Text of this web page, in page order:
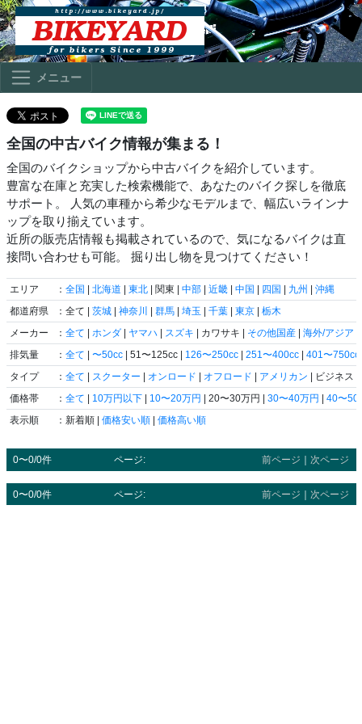
メニュー
全国の中古バイク情報が集まる！
全国のバイクショップから中古バイクを紹介しています。
豊富な在庫と充実した検索機能で、あなたのバイク探しを徹底
サポート。 人気の車種から希少なモデルまで、幅広いラインナ
ップを取り揃えています。
近所の販売店情報も掲載されているので、気になるバイクは直
接問い合わせも可能。 掘り出し物を見つけてください！
エリア ： 全国 | 北海道 | 東北 | 関東 | 中部 | 近畿 | 中国 | 四国 | 九州 | 沖縄
都道府県
：全て | 茨城 | 神奈川 | 群馬 | 埼玉 | 千葉 | 東京 | 栃木
メーカー
： 全て | ホンダ | ヤマハ | スズキ | カワサキ | その他国産 | 海外/アジア
排気量
： 全て | 〜50cc | 51〜125cc | 126〜250cc | 251〜400cc | 401〜750cc
タイプ
： 全て | スクーター | オンロード | オフロード | アメリカン | ビジネス |
価格帯
： 全て | 10万円以下 | 10〜20万円 | 20〜30万円 | 30〜40万円 | 40〜50
表示順
：新着順 | 価格安い順 | 価格高い順
0〜0/0件 ページ: 前ページ 次ページ
0〜0/0件 ページ: 前ページ ｜ 次ページ